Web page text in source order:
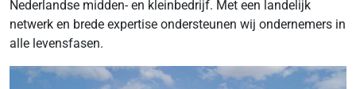
Nederlandse midden- en kleinbedrijf. Met een landelijk
netwerk en brede expertise ondersteunen wij ondernemers in
alle levensfasen.